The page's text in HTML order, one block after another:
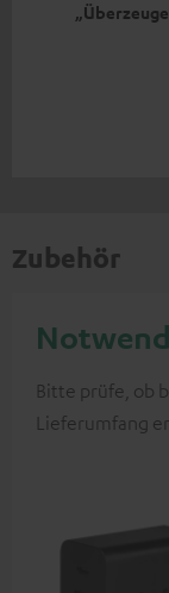
Zubehör
Bitte prüfe, ob
Lieferumfang